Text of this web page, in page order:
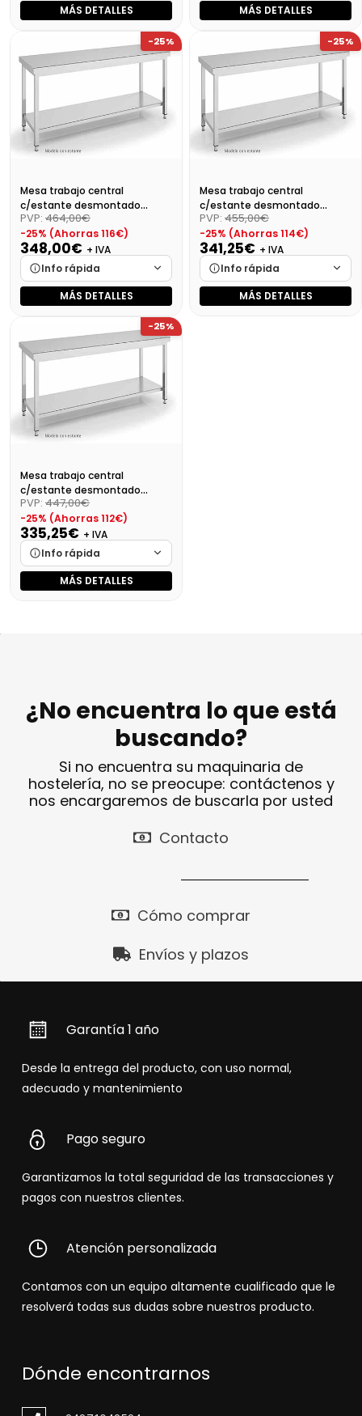
Marca
Cargando…
Cargando…
Disponibilidad
Cargando…
434,69 €
MÁS DETALLES
Marca
Cargando…
Cargando…
Disponibilidad
Cargando…
427,43 €
MÁS DETALLES
-25%
Mesa trabajo central
c/estante desmontado
Dim:800X600X850 Mm
PVP: 464,00€
-25% (Ahorras 116€)
348,00€ + IVA
Info rápida
Marca
Cargando…
Cargando…
Disponibilidad
Cargando…
421,08 €
MÁS DETALLES
-25%
Mesa trabajo central
c/estante desmontado
Dim:700X600X850 Mm
PVP: 455,00€
-25% (Ahorras 114€)
341,25€ + IVA
Info rápida
Marca
Cargando…
MÁS DETALLES
-25%
Mesa trabajo central
c/estante desmontado
Dim:600X600X850 Mm
PVP: 447,00€
-25% (Ahorras 112€)
335,25€ + IVA
Info rápida
Marca
Cargando…
MÁS DETALLES
¿No encuentra lo que está
buscando?
Si no encuentra su maquinaria de
hostelería, no se preocupe: contáctenos y
nos encargaremos de buscarla por usted
Contacto
Cómo comprar
Envíos y plazos
Garantía 1 año
Desde la entrega del producto, con uso normal,
adecuado y mantenimiento
Pago seguro
Garantizamos la total seguridad de las transacciones y
pagos con nuestros clientes.
Atención personalizada
Contamos con un equipo altamente cualificado que le
resolverá todas sus dudas sobre nuestros producto.
Dónde encontrarnos